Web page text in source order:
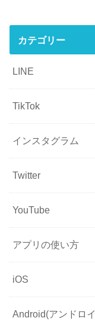
カテゴリー
LINE
TikTok
インスタグラム
Twitter
YouTube
アプリの使い方
iOS
Android(アンドロ